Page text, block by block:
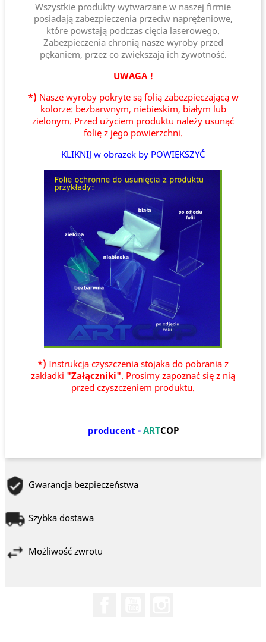
Wszystkie produkty wytwarzane w naszej firmie
posiadają zabezpieczenia przeciw naprężeniowe,
które powstają podczas cięcia laserowego.
Zabezpieczenia chronią nasze wyroby przed
pękaniem, przez co zwiększają ich żywotność.
UWAGA !
*) Nasze wyroby pokryte są folią zabezpieczającą w
kolorze: bezbarwnym, niebieskim, białym lub
zielonym. Przed użyciem produktu należy usunąć
folię z jego powierzchni.
KLIKNIJ w obrazek by POWIĘKSZYĆ
*) Instrukcja czyszczenia stojaka do pobrania z
zakładki "Załączniki". Prosimy zapoznać się z nią
przed czyszczeniem produktu.
producent - ARTCOP
Gwarancja bezpieczeństwa
Szybka dostawa
Możliwość zwrotu